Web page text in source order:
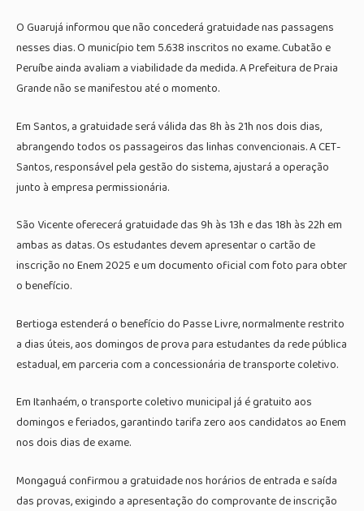
O Guarujá informou que não concederá gratuidade nas passagens
nesses dias. O município tem 5.638 inscritos no exame. Cubatão e
Peruíbe ainda avaliam a viabilidade da medida. A Prefeitura de Praia
Grande não se manifestou até o momento.
Em Santos, a gratuidade será válida das 8h às 21h nos dois dias,
abrangendo todos os passageiros das linhas convencionais. A CET-
Santos, responsável pela gestão do sistema, ajustará a operação
junto à empresa permissionária.
São Vicente oferecerá gratuidade das 9h às 13h e das 18h às 22h em
ambas as datas. Os estudantes devem apresentar o cartão de
inscrição no Enem 2025 e um documento oficial com foto para obter
o benefício.
Bertioga estenderá o benefício do Passe Livre, normalmente restrito
a dias úteis, aos domingos de prova para estudantes da rede pública
estadual, em parceria com a concessionária de transporte coletivo.
Em Itanhaém, o transporte coletivo municipal já é gratuito aos
domingos e feriados, garantindo tarifa zero aos candidatos ao Enem
nos dois dias de exame.
Mongaguá confirmou a gratuidade nos horários de entrada e saída
das provas, exigindo a apresentação do comprovante de inscrição